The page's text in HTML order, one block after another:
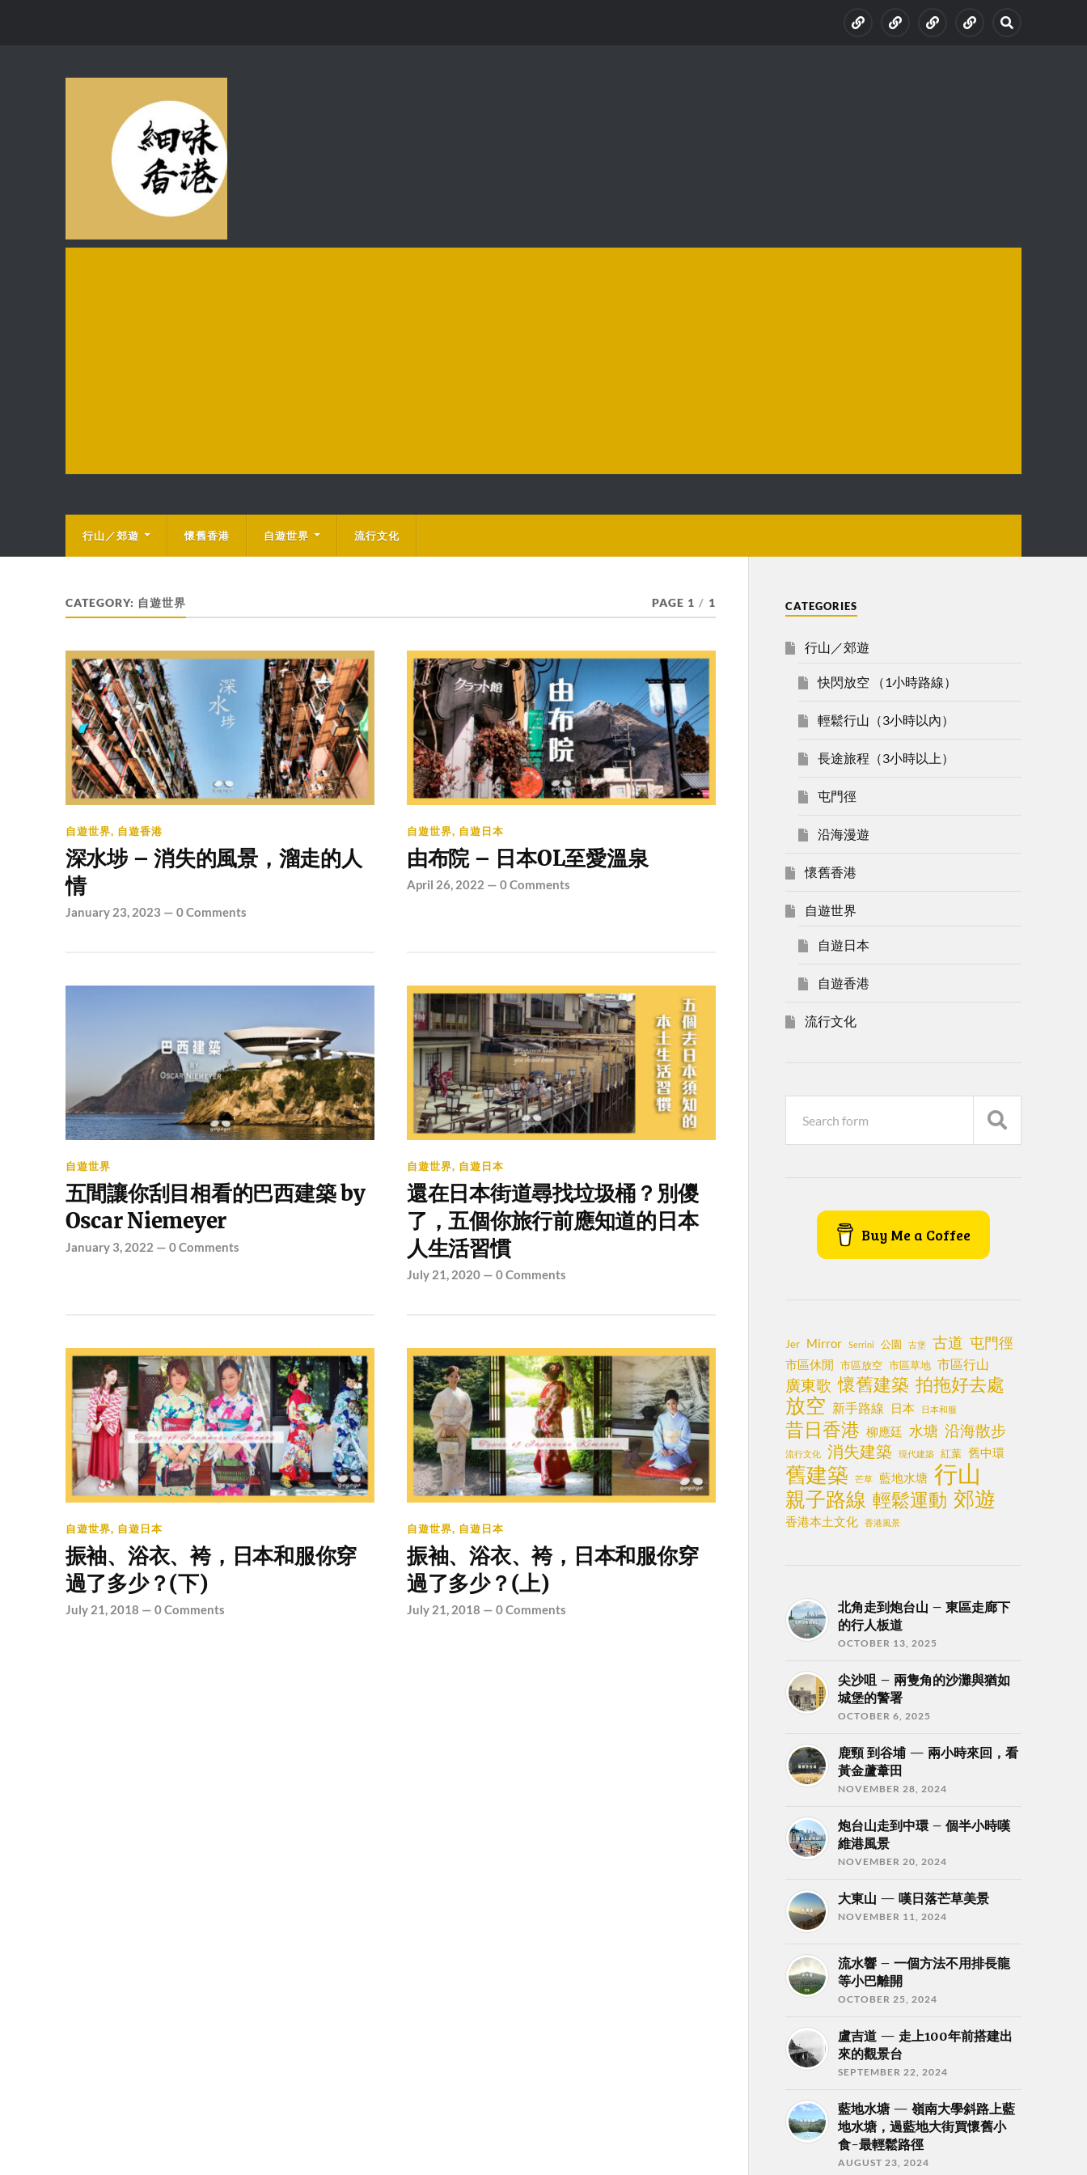
行山／郊遊 懷舊香港 自遊世界 流行文化
CATEGORY: 自遊世界 PAGE 1 / 1
自遊世界, 自遊香港
深水埗 – 消失的風景，溜走的人
情
January 23, 2023 — 0 Comments
自遊世界, 自遊日本
由布院 – 日本OL至愛溫泉
April 26, 2022 — 0 Comments
自遊世界
五間讓你刮目相看的巴西建築 by
Oscar Niemeyer
January 3, 2022 — 0 Comments
自遊世界, 自遊日本
還在日本街道尋找垃圾桶？別儍
了，五個你旅行前應知道的日本
人生活習慣
July 21, 2020— 0 Comments
自遊世界, 自遊日本
振袖、浴衣、袴，日本和服你穿
過了多少？(下)
July 21, 2018 — 0 Comments
自遊世界, 自遊日本
振袖、浴衣、袴，日本和服你穿
過了多少？(上)
July 21, 2018 — 0 Comments
CATEGORIES
行山／郊遊
快閃放空 （1小時路線）
輕鬆行山（3小時以內）
長途旅程（3小時以上）
屯門徑
沿海漫遊
懷舊香港
自遊世界
自遊日本
自遊香港
流行文化
Buy Me a Coffee
Jer Mirror Serrini 公園 古堡 古道 屯門徑
市區休閒 市區放空 市區草地 市區行山
廣東歌 懷舊建築 拍拖好去處
放空 新手路線 日本 日本和服
昔日香港 柳應廷 水塘 沿海散步
流行文化 消失建築 現代建築 紅葉 舊中環
舊建築 芒草 藍地水塘 行山
親子路線 輕鬆運動 郊遊
香港本土文化 香港風景
北角走到炮台山 – 東區走廊下
的行人板道
OCTOBER 13, 2025
尖沙咀 – 兩隻角的沙灘與猶如
城堡的警署
OCTOBER 6, 2025
鹿頸 到谷埔 — 兩小時來回，看
黃金蘆葦田
NOVEMBER 28, 2024
炮台山走到中環 – 個半小時嘆
維港風景
NOVEMBER 20, 2024
大東山 — 嘆日落芒草美景
NOVEMBER 11, 2024
流水響 – 一個方法不用排長龍
等小巴離開
OCTOBER 25, 2024
盧吉道 — 走上100年前搭建出
來的觀景台
SEPTEMBER 22, 2024
藍地水塘 — 嶺南大學斜路上藍
地水塘，過藍地大街買懷舊小
食-最輕鬆路徑
AUGUST 23, 2024